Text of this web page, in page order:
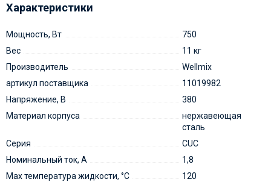
Характеристики
Мощность, Вт
750
Вес
11 кг
Производитель
Wellmix
артикул поставщика
11019982
Напряжение, В
380
Материал корпуса
нержавеющая
сталь
Серия
CUC
Номинальный ток, А
1,8
Мах температура жидкости, °С
120